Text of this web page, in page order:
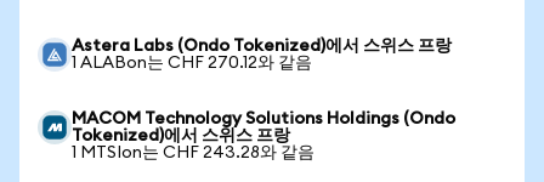
Astera Labs (Ondo Tokenized)에서 스위스 프랑
1 ALABon는 CHF 270.12와 같음
MACOM Technology Solutions Holdings (Ondo
Tokenized)에서 스위스 프랑
1 MTSIon는 CHF 243.28와 같음